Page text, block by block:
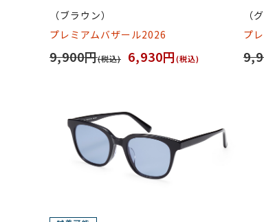
（ブラウン）
プレミアムバザール2026
9,900円(税込) 6,930円(税込)
（
プ